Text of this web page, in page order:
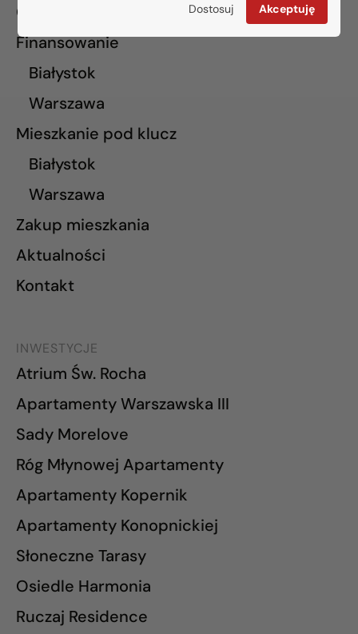
Dostosuj Akceptuję
O nas
Finansowanie
Białystok
Warszawa
Mieszkanie pod klucz
Białystok
Warszawa
Zakup mieszkania
Aktualności
Kontakt
INWESTYCJE
Atrium Św. Rocha
Apartamenty Warszawska III
Sady Morelove
Róg Młynowej Apartamenty
Apartamenty Kopernik
Apartamenty Konopnickiej
Słoneczne Tarasy
Osiedle Harmonia
Ruczaj Residence